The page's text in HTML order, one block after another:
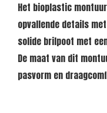
Het bioplastic
opvallende details
solide brilpoot met
De maat van dit
pasvorm en